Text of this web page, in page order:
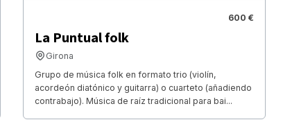
600 €
La Puntual folk
Girona
Grupo de música folk en formato trio (violín,
acordeón diatónico y guitarra) o cuarteto (añadiendo
contrabajo). Música de raíz tradicional para bai...